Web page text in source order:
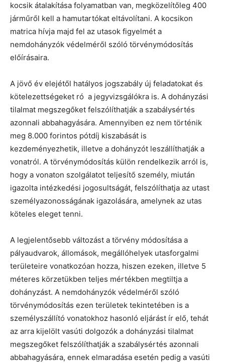
kocsik átalakítása folyamatban van, megközelítőleg 400
járműről kell a hamutartókat eltávolítani. A kocsikon
matrica hívja majd fel az utasok figyelmét a
nemdohányzók védelméről szóló törvénymódosítás
előírásaira.
A jövő év elejétől hatályos jogszabály új feladatokat és
kötelezettségeket ró a jegyvizsgálókra is. A dohányzási
tilalmat megszegőket felszólíthatják a szabálysértés
azonnali abbahagyására. Amennyiben ez nem történik
meg 8.000 forintos pótdíj kiszabását is
kezdeményezhetik, illetve a dohányzót leszállíthatják a
vonatról. A törvénymódosítás külön rendelkezik arról is,
hogy a vonaton szolgálatot teljesítő személy, miután
igazolta intézkedési jogosultságát, felszólíthatja az utast
személyazonosságának igazolására, amelynek az utas
köteles eleget tenni.
A legjelentősebb változást a törvény módosítása a
pályaudvarok, állomások, megállóhelyek utasforgalmi
területeire vonatkozóan hozza, hiszen ezeken, illetve 5
méteres körzetükben teljes mértékben megtiltja a
dohányzást. A nemdohányzók védelméről szóló
törvénymódosítás ezen területek tekintetében is a
személyszállító vonatokhoz hasonló eljárást ír elő, tehát
az arra kijelölt vasúti dolgozók a dohányzási tilalmat
megszegőket felszólíthatják a szabálysértés azonnali
abbahagyására, ennek elmaradása esetén pedig a vasúti